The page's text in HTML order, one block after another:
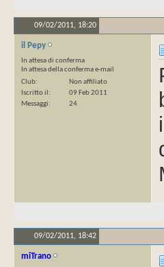
09/02/2011, 18:20
il Pepy
In attesa di conferma
In attesa della conferma e-mail
Club
Non affiliato
Iscritto il
09 Feb 2011
Messaggi
24
09/02/2011, 18:42
miTrano